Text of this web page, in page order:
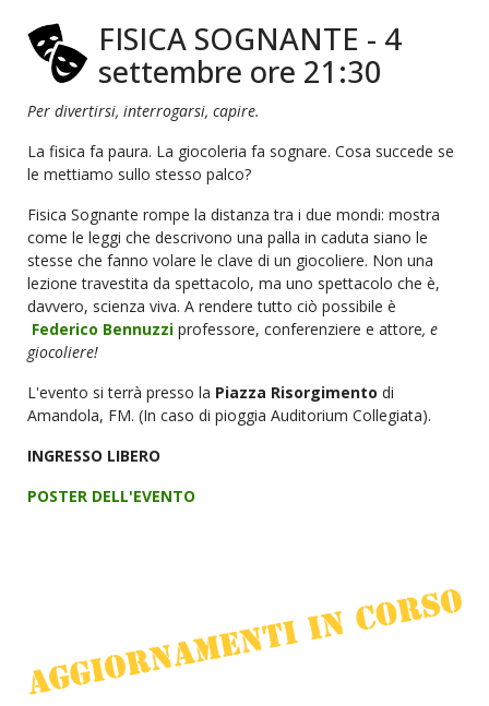
FISICA SOGNANTE - 4
settembre ore 21:30
Per divertirsi, interrogarsi, capire.
La fisica fa paura. La giocoleria fa sognare. Cosa succede se
le mettiamo sullo stesso palco?
Fisica Sognante rompe la distanza tra i due mondi: mostra
come le leggi che descrivono una palla in caduta siano le
stesse che fanno volare le clave di un giocoliere. Non una
lezione travestita da spettacolo, ma uno spettacolo che è,
davvero, scienza viva. A rendere tutto ciò possibile è
Federico Bennuzzi professore, conferenziere e attore, e
giocoliere!
L'evento si terrà presso la Piazza Risorgimento di
Amandola, FM. (In caso di pioggia Auditorium Collegiata).
INGRESSO LIBERO
POSTER DELL'EVENTO